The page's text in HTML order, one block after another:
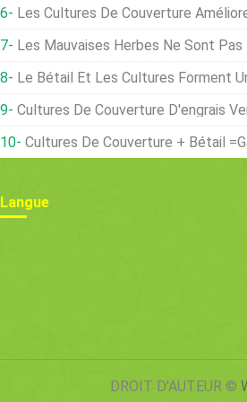
Les Cultures De Couverture
Les Mauvaises Herbes Ne Sont Pas
Le Bétail Et Les Cultures Forment
Cultures De Couverture D'engrais
Cultures De Couverture + Bétail
Langue
DROIT D'AUTEUR ©